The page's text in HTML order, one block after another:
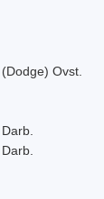
(Dodge) Ovst.
Darb.
Darb.